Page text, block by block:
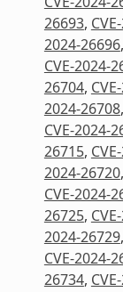
26693,
2024-26696,
CVE-2024-
26704,
2024-26708,
CVE-2024-
26715,
2024-26720,
CVE-2024-
26725,
2024-26729,
CVE-2024-
26734,